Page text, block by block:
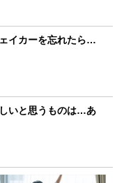
イカーを忘れたら…
いと思うものは…あ